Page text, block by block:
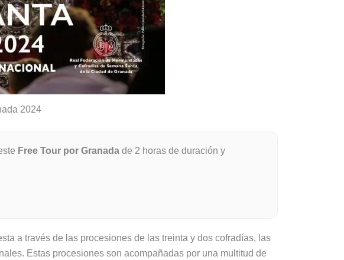
2024
Free Tour por Granada de 2 horas de duración y
a través de las procesiones de las treinta y dos cofradías, las
Estas procesiones son acompañadas por una multitud de